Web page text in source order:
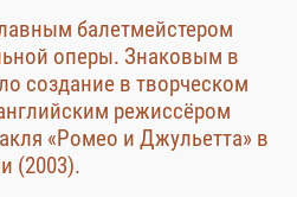
балетмейстером
оперы. Знаковым в
создание в творческом
режиссёром
«Ромео и Джульетта» в
(2003).